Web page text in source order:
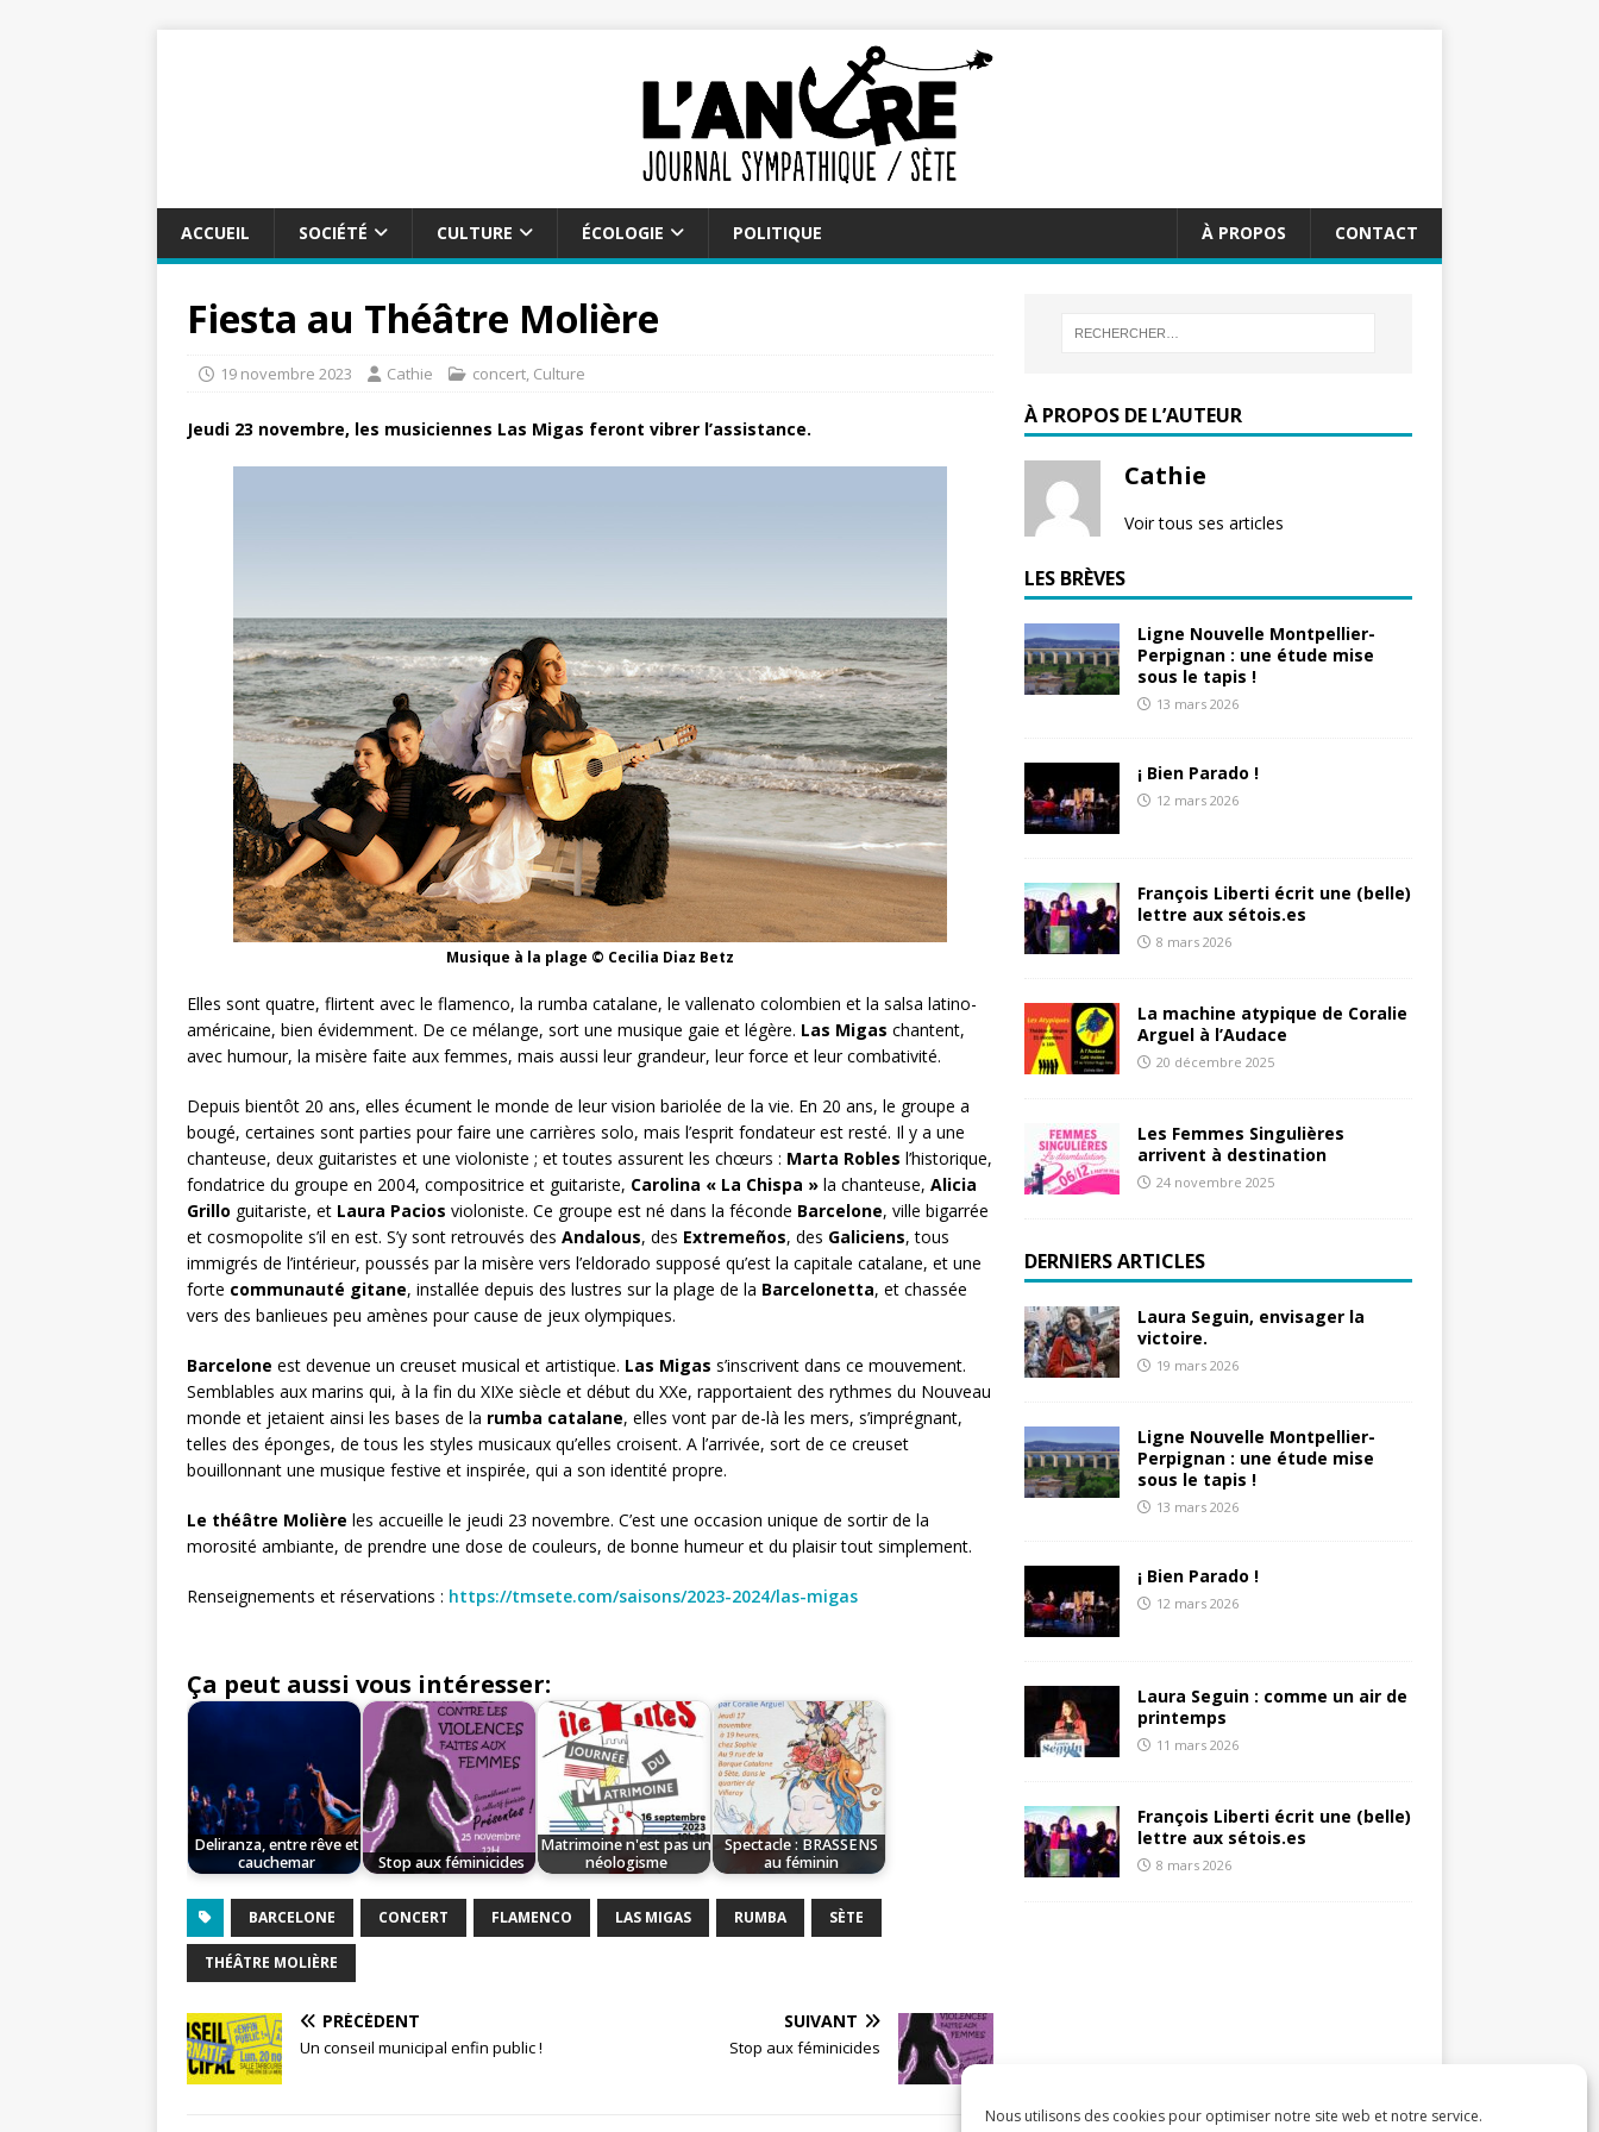
Nous utilisons des cookies pour optimiser notre site web et notre service.
ACCUEIL SOCIÉTÉ CULTURE ÉCOLOGIE POLITIQUE CONTACT
À PROPOS
Fiesta au Théâtre Molière
19 novembre 2023 Cathie concert, Culture
Jeudi 23 novembre, les musiciennes Las Migas feront vibrer l’assistance.
Musique à la plage © Cecilia Diaz Betz
Elles sont quatre, flirtent avec le flamenco, la rumba catalane, le vallenato colombien et la salsa latino-
américaine, bien évidemment. De ce mélange, sort une musique gaie et légère. Las Migas chantent,
avec humour, la misère faite aux femmes, mais aussi leur grandeur, leur force et leur combativité.
Depuis bientôt 20 ans, elles écument le monde de leur vision bariolée de la vie. En 20 ans, le groupe a
bougé, certaines sont parties pour faire une carrières solo, mais l’esprit fondateur est resté. Il y a une
chanteuse, deux guitaristes et une violoniste ; et toutes assurent les chœurs : Marta Robles l’historique,
fondatrice du groupe en 2004, compositrice et guitariste, Carolina « La Chispa » la chanteuse, Alicia
Grillo guitariste, et Laura Pacios violoniste. Ce groupe est né dans la féconde Barcelone, ville bigarrée
et cosmopolite s’il en est. S’y sont retrouvés des Andalous, des Extremeños, des Galiciens, tous
immigrés de l’intérieur, poussés par la misère vers l’eldorado supposé qu’est la capitale catalane, et une
forte communauté gitane, installée depuis des lustres sur la plage de la Barcelonetta, et chassée
vers des banlieues peu amènes pour cause de jeux olympiques.
Barcelone est devenue un creuset musical et artistique. Las Migas s’inscrivent dans ce mouvement.
Semblables aux marins qui, à la fin du XIXe siècle et début du XXe, rapportaient des rythmes du Nouveau
monde et jetaient ainsi les bases de la rumba catalane, elles vont par de-là les mers, s’imprégnant,
telles des éponges, de tous les styles musicaux qu’elles croisent. A l’arrivée, sort de ce creuset
bouillonnant une musique festive et inspirée, qui a son identité propre.
Le théâtre Molière les accueille le jeudi 23 novembre. C’est une occasion unique de sortir de la
morosité ambiante, de prendre une dose de couleurs, de bonne humeur et du plaisir tout simplement.
Renseignements et réservations : https://tmsete.com/saisons/2023-2024/las-migas
Ça peut aussi vous intéresser:
Deliranza, entre rêve et
cauchemar
Stop aux féminicides
Matrimoine n'est pas un
néologisme
Spectacle : BRASSENS
au féminin
BARCELONE CONCERT FLAMENCO LAS MIGAS RUMBA SÈTE
THÉÂTRE MOLIÈRE
PRÉCÉDENT
Un conseil municipal enfin public !
SUIVANT
Stop aux féminicides
À PROPOS DE L’AUTEUR
Cathie
Voir tous ses articles
LES BRÈVES
Ligne Nouvelle Montpellier-
Perpignan : une étude mise
sous le tapis !
13 mars 2026
¡ Bien Parado !
12 mars 2026
François Liberti écrit une (belle)
lettre aux sétois.es
8 mars 2026
La machine atypique de Coralie
Arguel à l’Audace
20 décembre 2025
Les Femmes Singulières
arrivent à destination
24 novembre 2025
DERNIERS ARTICLES
Laura Seguin, envisager la
victoire.
19 mars 2026
Ligne Nouvelle Montpellier-
Perpignan : une étude mise
sous le tapis !
13 mars 2026
¡ Bien Parado !
12 mars 2026
Laura Seguin : comme un air de
printemps
11 mars 2026
François Liberti écrit une (belle)
lettre aux sétois.es
8 mars 2026